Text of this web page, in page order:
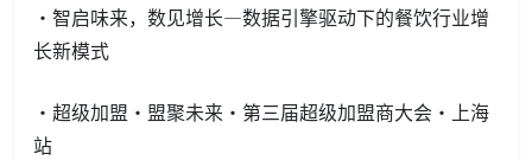
·智启味来，数见增长—数据引擎驱动下的餐饮行业增
长新模式
·超级加盟·盟聚未来·第三届超级加盟商大会·上海
站